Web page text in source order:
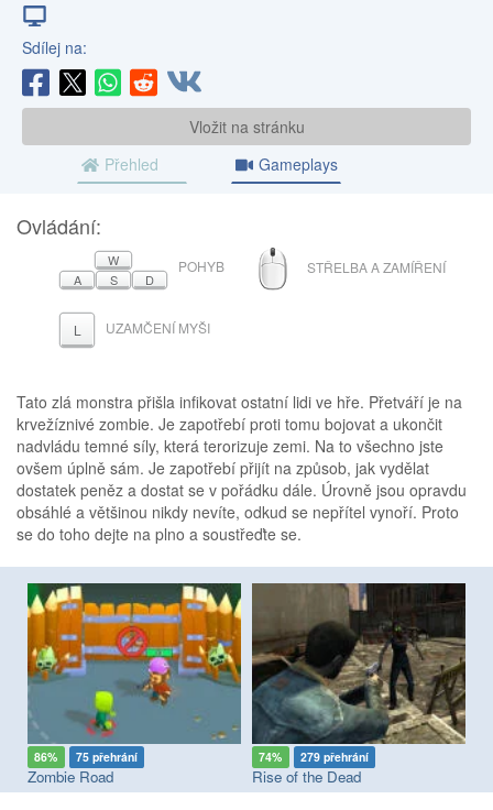
Sdílej na:
Vložit na stránku
Přehled
Gameplays
Ovládání:
W
A
S D
POHYB MYŠ
STŘELBA A ZAMÍŘENÍ
L UZAMČENÍ MYŠI
Tato zlá monstra přišla infikovat ostatní lidi ve hře. Přetváří je na
krvežíznivé zombie. Je zapotřebí proti tomu bojovat a ukončit
nadvládu temné síly, která terorizuje zemi. Na to všechno jste
ovšem úplně sám. Je zapotřebí přijít na způsob, jak vydělat
dostatek peněz a dostat se v pořádku dále. Úrovně jsou opravdu
obsáhlé a většinou nikdy nevíte, odkud se nepřítel vynoří. Proto
se do toho dejte na plno a soustřeďte se.
86% 75 přehrání
Zombie Road
74% 279 přehrání
Rise of the Dead